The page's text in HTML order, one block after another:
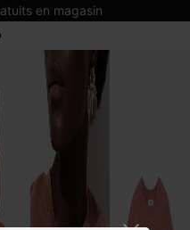
en magasin